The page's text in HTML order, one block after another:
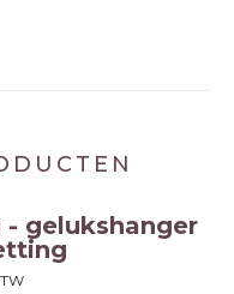
gelukshanger